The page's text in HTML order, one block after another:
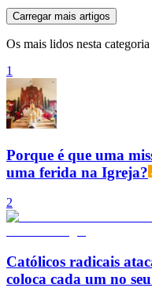
Carregar mais artigos
Os mais lidos nesta categoria
1
Porque é que uma
uma ferida na Igreja?
2
Católicos radicais
coloca cada um no